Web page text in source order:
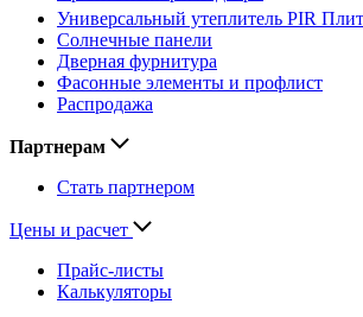
Универсальный утеплитель PIR
Солнечные панели
Дверная фурнитура
Фасонные элементы и профлист
Распродажа
Партнерам
Стать партнером
Цены и расчет
Прайс-листы
Калькуляторы